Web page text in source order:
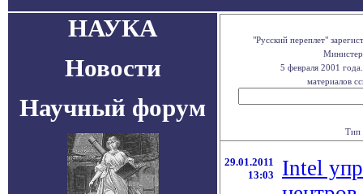
НАУКА
Новости
Научный форум
"Русский переплет"
5 февраля 2001
материалов
Тип
29.01.2011
13:03
Intel